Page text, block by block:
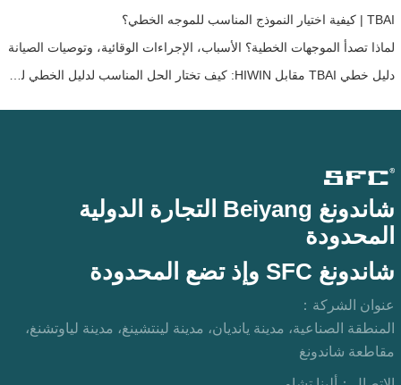
TBAI | كيفية اختيار النموذج المناسب للموجه الخطي؟
لماذا تصدأ الموجهات الخطية؟ الأسباب، الإجراءات الوقائية، وتوصيات الصيانة
دليل خطي TBAI مقابل HIWIN: كيف تختار الحل المناسب لدليل الخطي لجهازك؟
شاندونغ Beiyang التجارة الدولية
المحدودة
شاندونغ SFC وإذ تضع المحدودة
عنوان الشركة：
المنطقة الصناعية، مدينة يانديان، مدينة لينتشينغ، مدينة لياوتشنغ،
مقاطعة شاندونغ